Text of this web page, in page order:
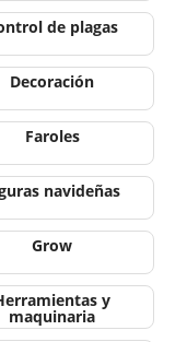
de plagas
Decoración
Faroles
navideñas
Grow
y
maquinaria